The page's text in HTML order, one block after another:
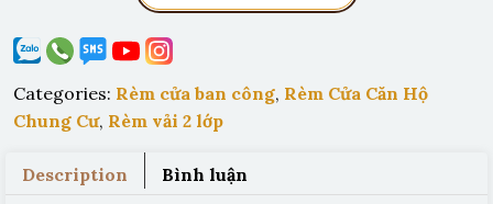
Categories: Rèm cửa ban công, Rèm Cửa Căn Hộ
Chung Cư, Rèm vải 2 lớp
Description Bình luận